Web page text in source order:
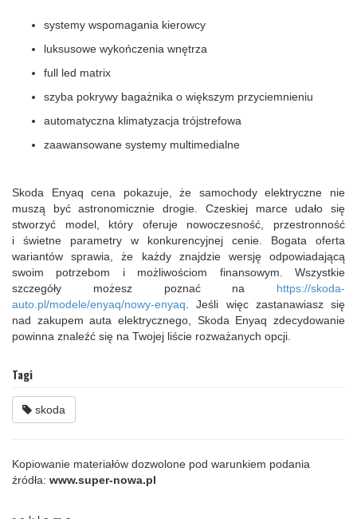
systemy wspomagania kierowcy
luksusowe wykończenia wnętrza
full led matrix
szyba pokrywy bagażnika o większym przyciemnieniu
automatyczna klimatyzacja trójstrefowa
zaawansowane systemy multimedialne
Skoda Enyaq cena pokazuje, że samochody elektryczne nie
muszą być astronomicznie drogie. Czeskiej marce udało się
stworzyć model, który oferuje nowoczesność, przestronność
i świetne parametry w konkurencyjnej cenie. Bogata oferta
wariantów sprawia, że każdy znajdzie wersję odpowiadającą
swoim potrzebom i możliwościom finansowym. Wszystkie
szczegóły możesz poznać na https://skoda-
auto.pl/modele/enyaq/nowy-enyaq . Jeśli więc zastanawiasz się
nad zakupem auta elektrycznego, Skoda Enyaq zdecydowanie
powinna znaleźć się na Twojej liście rozważanych opcji.
Tagi
skoda
Kopiowanie materiałów dozwolone pod warunkiem podania
źródła: www.super-nowa.pl